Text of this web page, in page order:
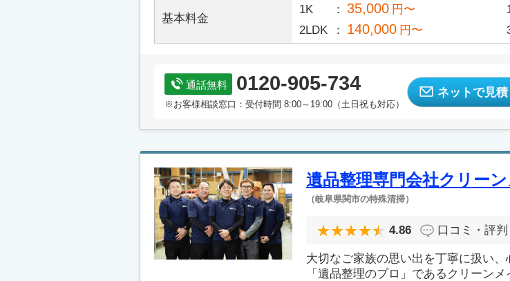
基本料金
1K 35,000 円〜
2LDK
140,000 円〜
通話無料 0120-905-734
※お客様相談窓口：受付時間 8:00～19:00（土日祝も対応）
ネットで見
遺品整理専門会社クリー
（岐阜県関市の特殊清掃）
4.86 口コミ・評判
大切なご家族の思い出を丁寧に扱い、
「遺品整理のプロ」であるクリーン